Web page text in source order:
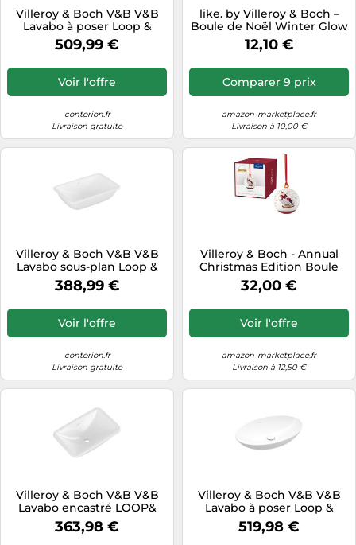
Villeroy & Boch V&B V&B
Lavabo à poser Loop &
Friends 62x42 cm, avec
trop-plein, C-plus noir,
rectangulaire Quantité:1
509,99 €
Voir l'offre
contorion.fr
Livraison gratuite
like. by Villeroy & Boch –
Boule de Noël Winter Glow
– Porcelaine blanche
12,10 €
Comparer 9 prix
amazon-marketplace.fr
Livraison à 10,00 €
Villeroy & Boch V&B V&B
Lavabo sous-plan Loop &
Friends sans trou robinet,
avec trop-plein, 54x34cm,
388,99 €
Voir l'offre
contorion.fr
Livraison gratuite
Villeroy & Boch - Annual
Christmas Edition Boule
2024 Multicolore, Article de
Noël, Décoration, Déco
Porcelaine Haut de Gamme
32,00 €
Voir l'offre
amazon-marketplace.fr
Livraison à 12,50 €
Villeroy & Boch V&B V&B
Lavabo encastré LOOP&
FRIENDS sans trop-plein,
51x34 cm, blanc C-plus
363,98 €
Villeroy & Boch V&B V&B
Lavabo à poser Loop &
Friends 62x42 cm, sans
trop-plein, bleu C+, ovale,
519,98 €